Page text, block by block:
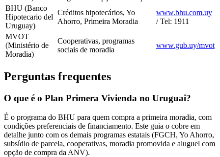
BHU (Banco
Hipotecario del
Uruguay)
Créditos hipotecários, Yo
Ahorro, Primeira Moradia
www.bhu.com.uy
/ Tel: 1911
MVOT
(Ministério de
Moradia)
Cooperativas, programas
sociais de moradia
www.gub.uy/mvot
Perguntas frequentes
O que é o Plan Primera Vivienda no Uruguai?
É o programa do BHU para quem compra a primeira moradia, com
condições preferenciais de financiamento. Este guia o cobre em
detalhe junto com os demais programas estatais (FGCH, Yo Ahorro,
subsídio de parcela, cooperativas, moradia promovida e aluguel com
opção de compra da ANV).